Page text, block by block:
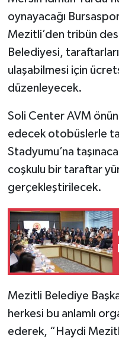
oynayacağı Bursaspor
Mezitli’den tribün
Belediyesi,
ulaşabilmesi için
düzenleyecek.
Soli Center AVM
edecek otobüslerle
Stadyumu’na
coşkulu bir taraftar
gerçekleştirilecek.
Mezitli Belediye
herkesi bu anlamlı
ederek, “Haydi